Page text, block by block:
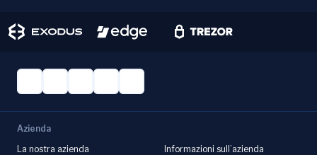
Azienda
La nostra azienda
Informazioni sull’azienda